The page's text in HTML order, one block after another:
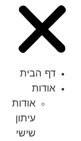
דף הבית
אודות
אודות
עיתון
שישי